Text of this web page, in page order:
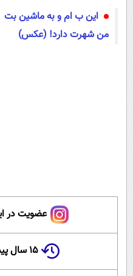
این ب ام و به ماشین بت
من شهرت دارد! (عکس)
عضویت در
۱۵ سال پیش در چنین روزی